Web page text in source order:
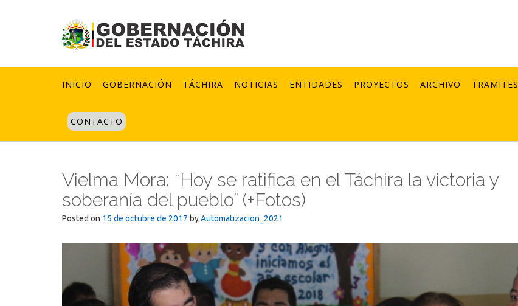
INICIO GOBERNACIÓN TÁCHIRA NOTICIAS ENTIDADES PROYECTOS ARCHIVO TRAMITES
CONTACTO
Vielma Mora: “Hoy se ratifica en el Táchira la victoria y
soberanía del pueblo” (+Fotos)
Posted on 15 de octubre de 2017 byAutomatizacion_2021